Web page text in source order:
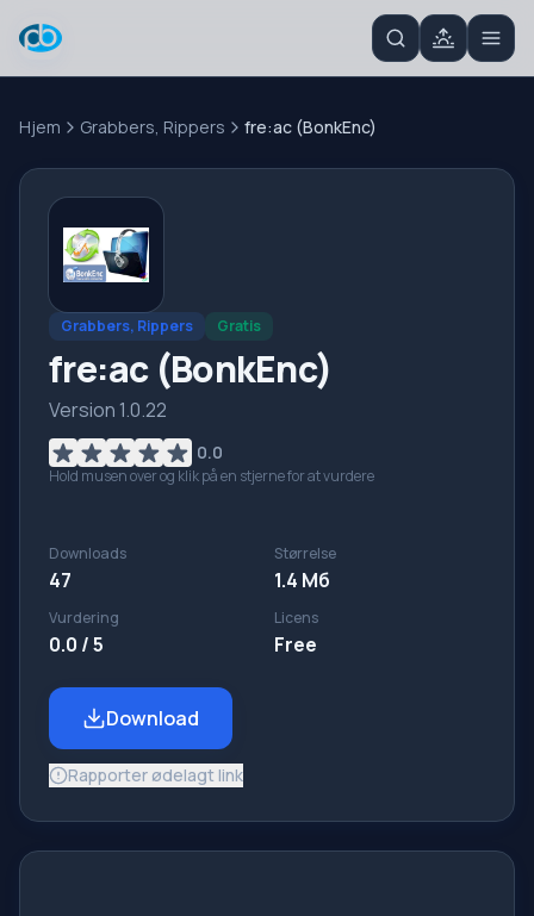
Hjem Grabbers, Rippers fre:ac (BonkEnc)
Grabbers, Rippers Gratis
fre:ac (BonkEnc)
Version 1.0.22
0.0
Hold musen over og klik på en stjerne for at vurdere
Downloads
47
Størrelse
1.4 Мб
Vurdering
0.0 / 5
Licens
Free
Download
Rapporter ødelagt link